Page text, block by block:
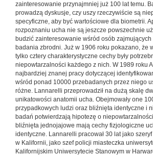
zainteresowanie przynajmniej już 100 lat temu.
prowadzą dyskusje, czy uszy rzeczywiście są
specyficzne, aby być wartościowe dla biometrii.
rozpoznaniu ucha nie są jeszcze powszechnie
budzić zainteresowanie wśród osób
badania zbrodni. Już w 1906 roku pokazano, że
tylko cztery charakterystyczne cechy były
niepowtarzalności każdego z nich. W 1989 roku
najbardziej znanej pracy dotyczącej
wśród ponad 10000 przebadanych przez niego
różne. Lannarelli przeprowadził na dużą skalę
unikatowości anatomii ucha. Obejmowały one
przypadkowych ludzi oraz bliźnięta identyczne i
badań potwierdzają hipotezę o
bliźnięta jednojajowe mają cechy fizjologiczne
identyczne. Lannarelli pracował 30 lat jako
w Kalifornii, jako szef policji miasteczka
Kalifornijskim Uniwersytecie Stanowym w